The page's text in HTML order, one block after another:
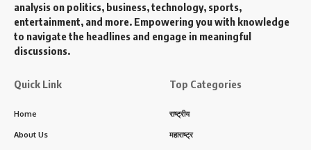
analysis on politics, business, technology, sports,
entertainment, and more. Empowering you with knowledge
to navigate the headlines and engage in meaningful
discussions.
Quick Link
Home
About Us
Top Categories
राष्ट्रीय
महाराष्ट्र